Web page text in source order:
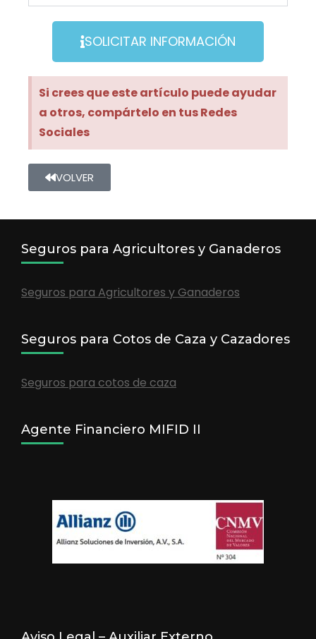
SOLICITAR INFORMACIÓN
Si crees que este artículo puede ayudar
a otros, compártelo en tus Redes
Sociales
VOLVER
Seguros para Agricultores y Ganaderos
Seguros para Agricultores y Ganaderos
Seguros para Cotos de Caza y Cazadores
Seguros para cotos de caza
Agente Financiero MIFID II